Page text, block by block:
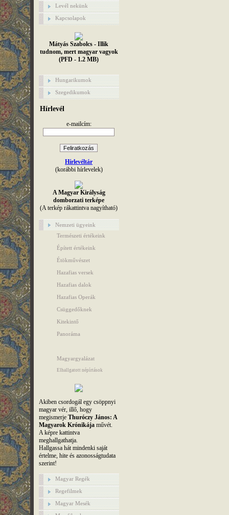
Levél nekünk
Kapcsolapok
Mátyás Szabolcs - Illik
tudnom, mert magyar vagyok
(PFD - 1.2 MB)
Hungarikumok
Szegedikumok
Hírlevél
e-mailcím:
Hírlevéltár
(korábbi hírlevelek)
A Magyar Királyság
domborzati terképe
(A terkép rákattintva nagyítható)
Nemzeti ügyeink
Természeti értékeink
Épített értékeink
Étökművészet
Hazafias versek
Hazafias dalok
Hazafias Operák
Csüggedőknek
Kitekintő
Panoráma
Magyargyalázat
Elhallgatott népírtások
Akiben csordogál egy csöppnyi
magyar vér, illő, hogy
megismerje Thuróczy János: A
Magyarok Krónikájaművét.
A képre kattintva
meghallgathatja.
Hallgassa hát mindenki saját
értelme, hite és azonosságtudata
szerint!
Magyar Regék
Regefilmek
Magyar Mesék